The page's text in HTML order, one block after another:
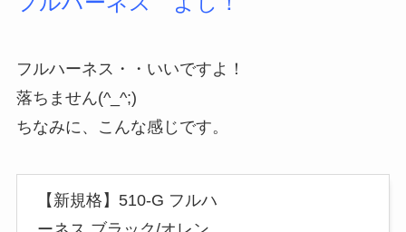
フルハーネス・・いいですよ！
落ちません(^_^;)
ちなみに、こんな感じです。
【新規格】510-G フルハ